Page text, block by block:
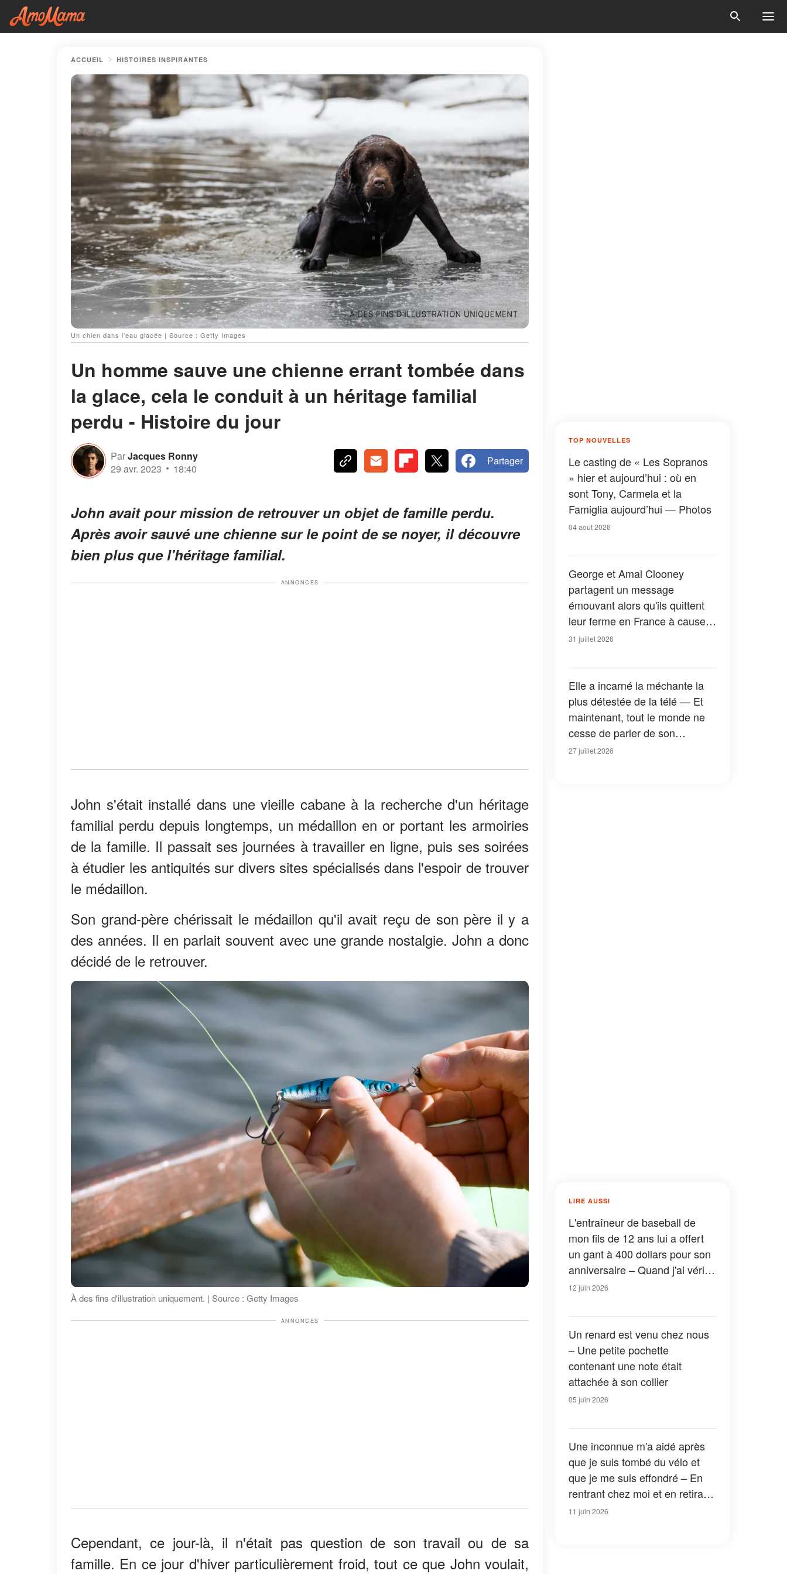
ACCUEIL HISTOIRES INSPIRANTES
Un chien dans l'eau glacée | Source : Getty Images
Un homme sauve une chienne errant tombée dans
la glace, cela le conduit à un héritage familial
perdu - Histoire du jour
ParJacques Ronny
29 avr. 2023
18:40
Partager
John avait pour mission de retrouver un objet de famille perdu.
Après avoir sauvé une chienne sur le point de se noyer, il découvre
bien plus que l'héritage familial.
ANNONCES
John s'était installé dans une vieille cabane à la recherche d'un héritage
familial perdu depuis longtemps, un médaillon en or portant les armoiries
de la famille. Il passait ses journées à travailler en ligne, puis ses soirées
à étudier les antiquités sur divers sites spécialisés dans l'espoir de trouver
le médaillon.
Son grand-père chérissait le médaillon qu'il avait reçu de son père il y a
des années. Il en parlait souvent avec une grande nostalgie. John a donc
décidé de le retrouver.
À des fins d'illustration uniquement. | Source : Getty Images
ANNONCES
Cependant, ce jour-là, il n'était pas question de son travail ou de sa
famille. En ce jour d'hiver particulièrement froid, tout ce que John voulait,
TOP NOUVELLES
Le casting de « Les Sopranos
» hier et aujourd’hui : où en
sont Tony, Carmela et la
Famiglia aujourd’hui — Photos
04 août 2026
George et Amal Clooney
partagent un message
émouvant alors qu'ils quittent
leur ferme en France à cause
des feux de forêt — Tous les
31 juillet 2026
Elle a incarné la méchante la
plus détestée de la télé — Et
maintenant, tout le monde ne
cesse de parler de son
apparition dans la nouvelle
27 juillet 2026
LIRE AUSSI
L'entraîneur de baseball de
mon fils de 12 ans lui a offert
un gant à 400 dollars pour son
anniversaire – Quand j'ai vérifié
la doublure, j'en ai eu le souffle
12 juin 2026
Un renard est venu chez nous
– Une petite pochette
contenant une note était
attachée à son collier
05 juin 2026
Une inconnue m'a aidé après
que je suis tombé du vélo et
que je me suis effondré – En
rentrant chez moi et en retirant
mon casque, j'ai trouvé la
11 juin 2026